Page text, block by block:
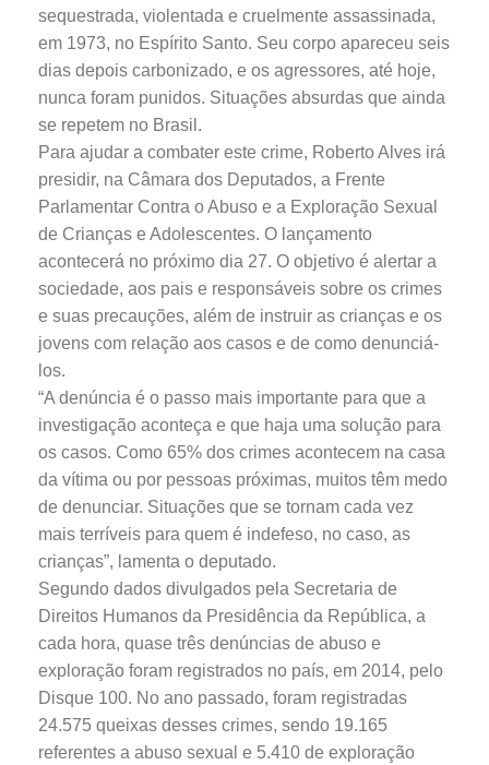
sequestrada, violentada e cruelmente assassinada,
em 1973, no Espírito Santo. Seu corpo apareceu seis
dias depois carbonizado, e os agressores, até hoje,
nunca foram punidos. Situações absurdas que ainda
se repetem no Brasil.
Para ajudar a combater este crime, Roberto Alves irá
presidir, na Câmara dos Deputados, a Frente
Parlamentar Contra o Abuso e a Exploração Sexual
de Crianças e Adolescentes. O lançamento
acontecerá no próximo dia 27. O objetivo é alertar a
sociedade, aos pais e responsáveis sobre os crimes
e suas precauções, além de instruir as crianças e os
jovens com relação aos casos e de como denunciá-
los.
“A denúncia é o passo mais importante para que a
investigação aconteça e que haja uma solução para
os casos. Como 65% dos crimes acontecem na casa
da vítima ou por pessoas próximas, muitos têm medo
de denunciar. Situações que se tornam cada vez
mais terríveis para quem é indefeso, no caso, as
crianças”, lamenta o deputado.
Segundo dados divulgados pela Secretaria de
Direitos Humanos da Presidência da República, a
cada hora, quase três denúncias de abuso e
exploração foram registrados no país, em 2014, pelo
Disque 100. No ano passado, foram registradas
24.575 queixas desses crimes, sendo 19.165
referentes a abuso sexual e 5.410 de exploração